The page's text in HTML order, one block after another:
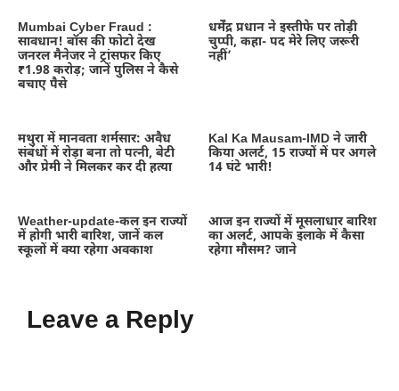
Mumbai Cyber Fraud :
सावधान! बॉस की फोटो देख
जनरल मैनेजर ने ट्रांसफर किए
₹1.98 करोड़; जानें पुलिस ने कैसे
बचाए पैसे
धर्मेंद्र प्रधान ने इस्तीफे पर तोड़ी
चुप्पी, कहा- पद मेरे लिए जरूरी
नहीं’
मथुरा में मानवता शर्मसार: अवैध
संबंधों में रोड़ा बना तो पत्नी, बेटी
और प्रेमी ने मिलकर कर दी हत्या
Kal Ka Mausam-IMD ने जारी
किया अलर्ट, 15 राज्यों में पर अगले
14 घंटे भारी!
Weather-update-कल इन राज्यों
में होगी भारी बारिश, जानें कल
स्कूलों में क्या रहेगा अवकाश
आज इन राज्यों में मूसलाधार बारिश
का अलर्ट, आपके इलाके में कैसा
रहेगा मौसम? जाने
Leave a Reply